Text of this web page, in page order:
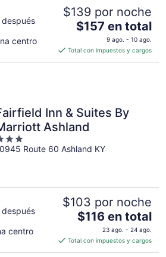
centro
$139 por noche
El
es
de
por
noche
$157 en total
9 ago. - 10 ago.
Total con impuestos y cargos
Inn & Suites By
Ashland
Route 60 Ashland KY
centro
$103 por noche
El
precio
es
de
$116 en total
23 ago. - 24 ago.
Total con impuestos y cargos